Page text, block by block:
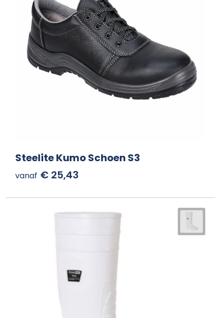
Steelite Kumo Schoen S3
vanaf € 25,43